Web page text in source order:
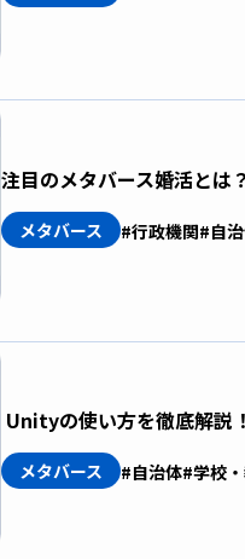
注目のメタバース婚活とは
メタバース #行政機関#自
Unityの使い方を徹底解説
メタバース #自治体#学校